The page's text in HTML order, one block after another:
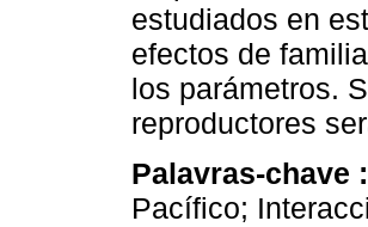
estudiados en
efectos de
los parámetros.
reproductores
Palavras-chave :
Pacífico;